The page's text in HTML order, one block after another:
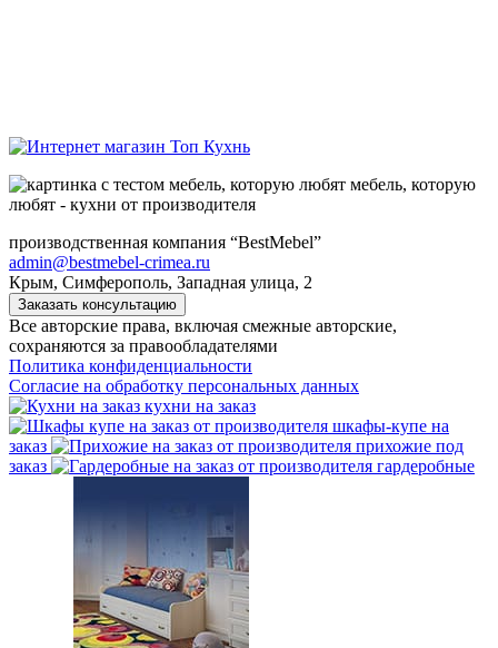
мебель, которую
любят - кухни от производителя
производственная компания “BestMebel”
admin@bestmebel-crimea.ru
Крым, Симферополь, Западная улица, 2
Заказать консультацию
Все авторские права, включая смежные авторские,
сохраняются за правообладателями
Политика конфиденциальности
Согласие на обработку персональных данных
кухни на заказ
шкафы-купе на
заказ
прихожие под
заказ
гардеробные